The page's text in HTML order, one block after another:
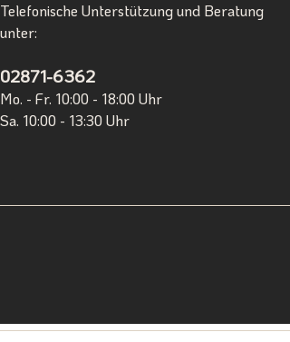
Telefonische Unterstützung und Beratung
unter:
02871-6362
Mo. - Fr. 10:00 - 18:00 Uhr
Sa. 10:00 - 13:30 Uhr